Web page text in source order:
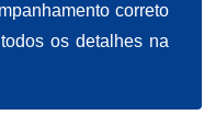
correto
os detalhes na